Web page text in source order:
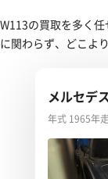
W113の買取を多く
に関わらず、どこよ
メルセデ
年式 1965年